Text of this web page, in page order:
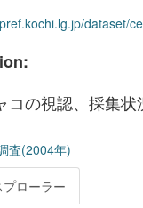
dataset/
コの視認、採集
査(2004年)
ローラー